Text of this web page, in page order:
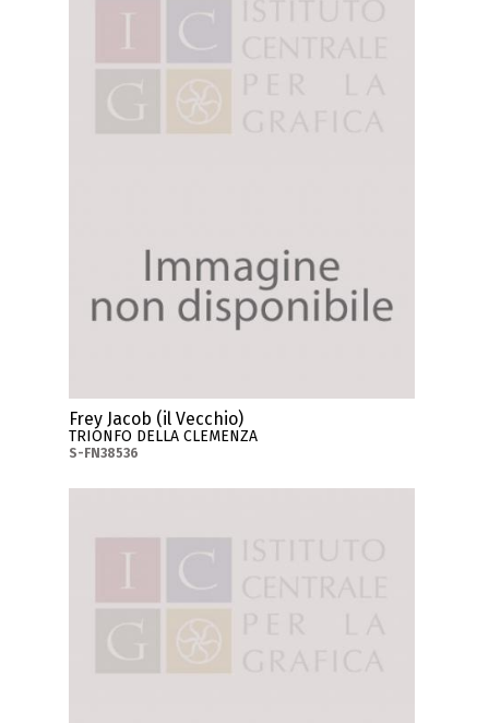
Frey Jacob (il Vecchio)
TRIONFO DELLA CLEMENZA
S-FN38536